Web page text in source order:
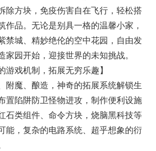
方块，免疫伤害自在飞行，轻松搭
作品。无论是别具一格的温馨小家，
禁城、精妙绝伦的空中花园，自由发
家园开始，迎接世界的未知挑战。
戏机制，拓展无穷乐趣】
魔、酿造，神奇的拓展系统解锁生
置陷阱防卫怪物进攻，制作便利设施
石类组件、命令方块，烧脑黑科技等
能，复杂的电路系统、超乎想象的衍